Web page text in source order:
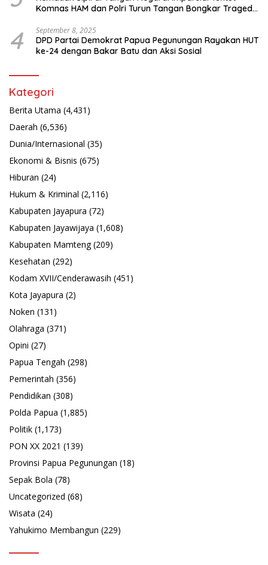
Komnas HAM dan Polri Turun Tangan Bongkar Tragedi
4 September 8, 2025
DPD Partai Demokrat Papua Pegunungan Rayakan HUT
ke-24 dengan Bakar Batu dan Aksi Sosial
Kategori
Berita Utama (4,431)
Daerah (6,536)
Dunia/Internasional (35)
Ekonomi & Bisnis (675)
Hiburan (24)
Hukum & Kriminal (2,116)
Kabupaten Jayapura (72)
Kabupaten Jayawijaya (1,608)
Kabupaten Mamteng(209)
Kesehatan (292)
Kodam XVII/Cenderawasih (451)
Kota Jayapura (2)
Noken (131)
Olahraga (371)
Opini (27)
Papua Tengah (298)
Pemerintah (356)
Pendidikan (308)
Polda Papua (1,885)
Politik (1,173)
PON XX 2021 (139)
Provinsi Papua Pegunungan (18)
Sepak Bola (78)
Uncategorized (68)
Wisata (24)
Yahukimo Membangun (229)